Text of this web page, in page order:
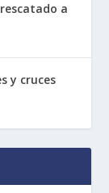
a
y cruces